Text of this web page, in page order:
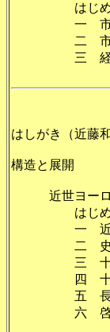
は
一
二 市場経
三 経
はしがき（近藤和
構造と展開
近世
はじめ
一 近世
二
三 十六
四 十七
五 長い十
六